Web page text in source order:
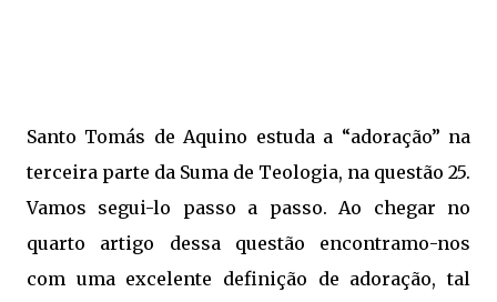
Santo Tomás de Aquino estuda a “adoração” na
terceira parte da Suma de Teologia, na questão 25.
Vamos segui-lo passo a passo. Ao chegar no
quarto artigo dessa questão encontramo-nos
com uma excelente definição de adoração, tal